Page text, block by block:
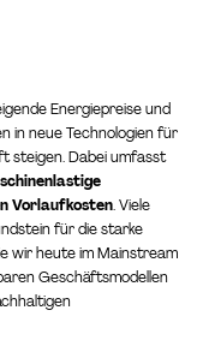
Energiepreise und
in neue Technologien für
steigen. Dabei umfasst
Vorlaufkosten. Viele
für die starke
wir heute im Mainstream
Geschäftsmodellen